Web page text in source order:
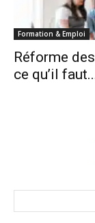
Formation & Emploi
Réforme
ce qu’il